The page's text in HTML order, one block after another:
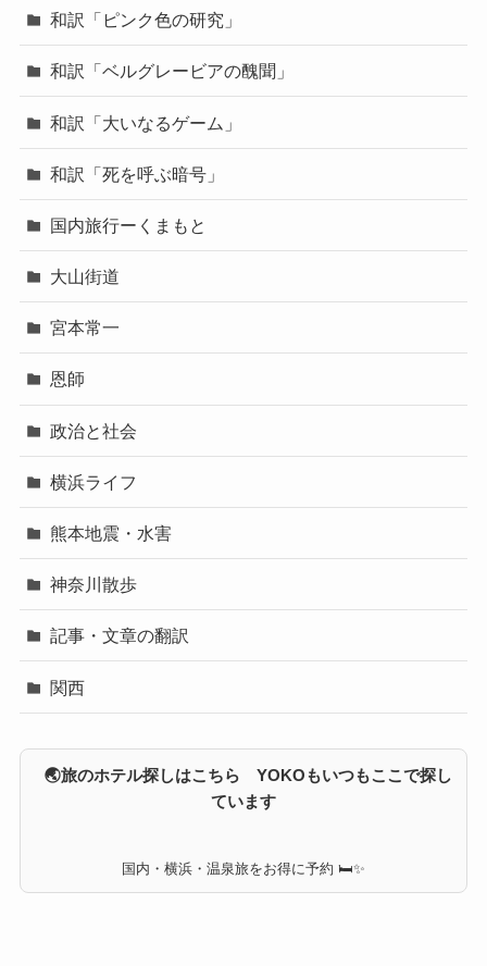
和訳「ピンク色の研究」
和訳「ベルグレービアの醜聞」
和訳「大いなるゲーム」
和訳「死を呼ぶ暗号」
国内旅行ーくまもと
大山街道
宮本常一
恩師
政治と社会
横浜ライフ
熊本地震・水害
神奈川散歩
記事・文章の翻訳
関西
🌏旅のホテル探しはこちら YOKOもいつもここで探し
ています